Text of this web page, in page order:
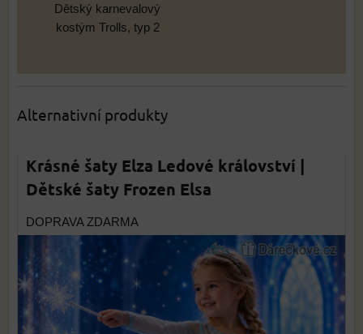
Dětský karnevalový
kostým Trolls, typ 2
Alternativní produkty
Krásné šaty Elza Ledové království |
Dětské šaty Frozen Elsa
DOPRAVA ZDARMA